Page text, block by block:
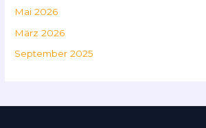
Mai 2026
März 2026
September 2025